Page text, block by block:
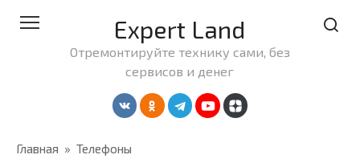
Expert Land
Отремонтируйте технику сами, без
сервисов и денег
Главная » Телефоны